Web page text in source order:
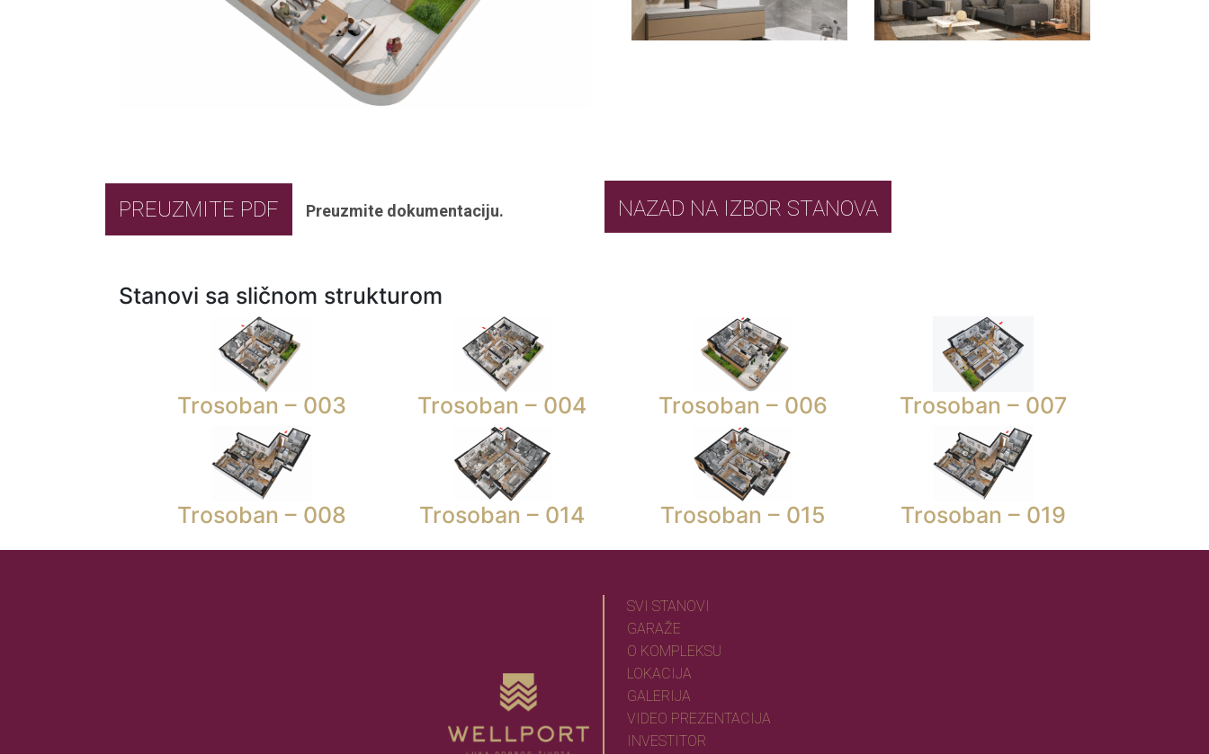
PREUZMITE PDF Preuzmite dokumentaciju. NAZAD NA IZBOR STANOVA
Stanovi sa sličnom strukturom
Trosoban – 003 Trosoban – 004 Trosoban – 006 Trosoban – 007
Trosoban – 008 Trosoban – 014 Trosoban – 015 Trosoban – 019
SVI STANOVI
GARAŽE
O KOMPLEKSU
LOKACIJA
GALERIJA
VIDEO PREZENTACIJA
INVESTITOR